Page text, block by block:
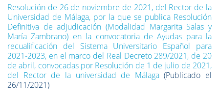
Resolución de 26 de noviembre de 2021, del Rector de la
Universidad de Málaga, por la que se publica Resolución
Definitiva de adjudicación (Modalidad Margarita Salas y
María Zambrano) en la convocatoria de Ayudas para la
recualificación del Sistema Universitario Español para
2021-2023, en el marco del Real Decreto 289/2021, de 20
de abril, convocadas por Resolución de 1 de julio de 2021,
del Rector de la universidad de Málaga(Publicado el
26/11/2021)